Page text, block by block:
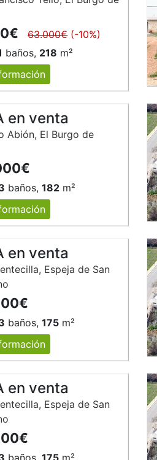
63.000€(-10%)
baños, 218 m²
en venta
Abión, El Burgo de
baños,182 m²
en venta
Espeja de San
baños,175 m²
en venta
Espeja de San